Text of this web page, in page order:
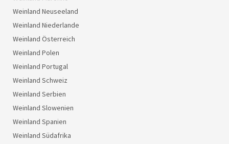
Weinland Neuseeland
Weinland Niederlande
Weinland Österreich
Weinland Polen
Weinland Portugal
Weinland Schweiz
Weinland Serbien
Weinland Slowenien
Weinland Spanien
Weinland Südafrika